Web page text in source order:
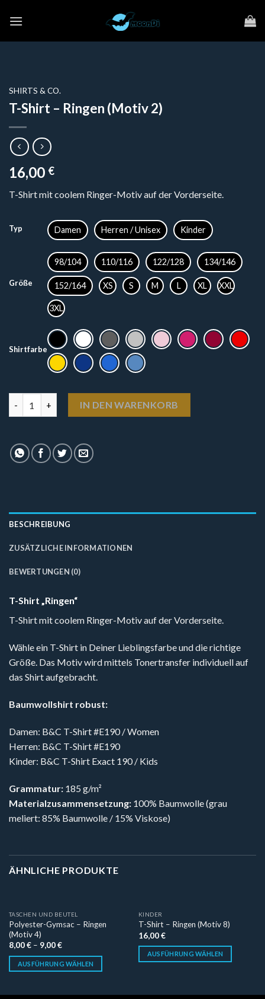
Inhalt
SHIRTS & CO.
T-Shirt – Ringen (Motiv 2)
16,00 €
T-Shirt mit coolem Ringer-Motiv auf der Vorderseite.
Typ Damen Herren / Unisex Kinder
Größe
98/104 110/116 122/128 134/146
152/164 XS S M L XL XXL
3XL
Shirtfarbe
IN DEN WARENKORB
BESCHREIBUNG
ZUSÄTZLICHE INFORMATIONEN
BEWERTUNGEN (0)
T-Shirt „Ringen“
T-Shirt mit coolem Ringer-Motiv auf der Vorderseite.
Wähle ein T-Shirt in Deiner Lieblingsfarbe und die richtige
Größe. Das Motiv wird mittels Tonertransfer individuell auf
das Shirt aufgebracht.
Baumwollshirt robust:
Damen: B&C T-Shirt #E190 / Women
Herren: B&C T-Shirt #E190
Kinder: B&C T-Shirt Exact 190 / Kids
Grammatur: 185 g/m²
Materialzusammensetzung: 100% Baumwolle (grau
meliert: 85% Baumwolle / 15% Viskose)
ÄHNLICHE PRODUKTE
TASCHEN UND BEUTEL
Polyester-Gymsac – Ringen
(Motiv 4)
8,00€– 9,00€
AUSFÜHRUNG WÄHLEN
KINDER
T-Shirt – Ringen (Motiv 8)
16,00€
AUSFÜHRUNG WÄHLEN